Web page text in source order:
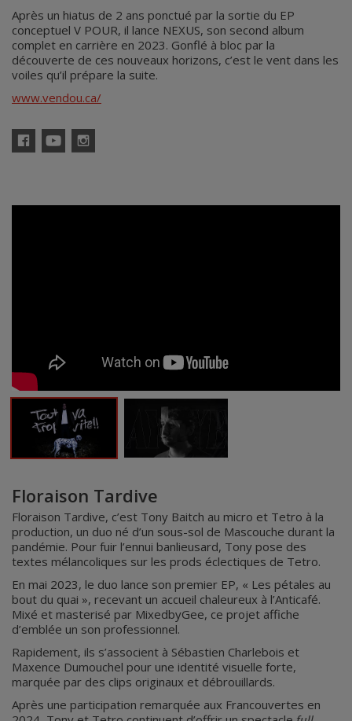
Après un hiatus de 2 ans ponctué par la sortie du EP
conceptuel V POUR, il lance NEXUS, son second album
complet en carrière en 2023. Gonflé à bloc par la
découverte de ces nouveaux horizons, c’est le vent dans les
voiles qu’il prépare la suite.
www.vendou.ca/
FacebookYouTubeInstagram
Floraison Tardive
Floraison Tardive, c’est Tony Baitch au micro et Tetro à la
production, un duo né d’un sous-sol de Mascouche durant la
pandémie. Pour fuir l’ennui banlieusard, Tony pose des
textes mélancoliques sur les prods éclectiques de Tetro.
En mai 2023, le duo lance son premier EP, « Les pétales au
bout du quai », recevant un accueil chaleureux à l’Anticafé.
Mixé et masterisé par MixedbyGee, ce projet affiche
d’emblée un son professionnel.
Rapidement, ils s’associent à Sébastien Charlebois et
Maxence Dumouchel pour une identité visuelle forte,
marquée par des clips originaux et débrouillards.
Après une participation remarquée aux Francouvertes en